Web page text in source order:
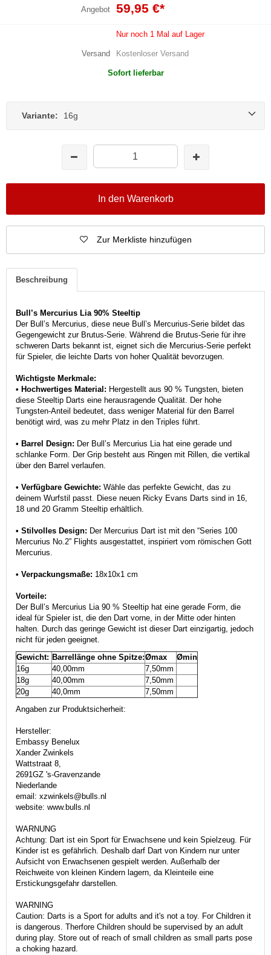
Angebot 59,95 €*
Nur noch 1 Mal auf Lager
Versand Kostenloser Versand
Sofort lieferbar
Variante: 16g
In den Warenkorb
Zur Merkliste hinzufügen
Beschreibung
Bull’s Mercurius Lia 90% Steeltip
Der Bull’s Mercurius, diese neue Bull’s Mercurius-Serie bildet das
Gegengewicht zur Brutus-Serie. Während die Brutus-Serie für ihre
schweren Darts bekannt ist, eignet sich die Mercurius-Serie perfekt
für Spieler, die leichte Darts von hoher Qualität bevorzugen.
Wichtigste Merkmale:
• Hochwertiges Material: Hergestellt aus 90 % Tungsten, bieten
diese Steeltip Darts eine herausragende Qualität. Der hohe
Tungsten-Anteil bedeutet, dass weniger Material für den Barrel
benötigt wird, was zu mehr Platz in den Triples führt.
• Barrel Design: Der Bull’s Mercurius Lia hat eine gerade und
schlanke Form. Der Grip besteht aus Ringen mit Rillen, die vertikal
über den Barrel verlaufen.
• Verfügbare Gewichte: Wähle das perfekte Gewicht, das zu
deinem Wurfstil passt. Diese neuen Ricky Evans Darts sind in 16,
18 und 20 Gramm Steeltip erhältlich.
• Stilvolles Design: Der Mercurius Dart ist mit den “Series 100
Mercurius No.2” Flights ausgestattet, inspiriert vom römischen Gott
Mercurius.
• Verpackungsmaße: 18x10x1 cm
Vorteile:
Der Bull’s Mercurius Lia 90 % Steeltip hat eine gerade Form, die
ideal für Spieler ist, die den Dart vorne, in der Mitte oder hinten
halten. Durch das geringe Gewicht ist dieser Dart einzigartig, jedoch
nicht für jeden geeignet.
Gewicht: Barrellänge ohne Spitze:Ømax
Ømin
16g
40,00mm
7,50mm
18g
40,00mm
7,50mm
20g
40,0mm
7,50mm
Angaben zur Produktsicherheit:
Hersteller:
Embassy Benelux
Xander Zwinkels
Wattstraat 8,
2691GZ 's-Gravenzande
Niederlande
email: xzwinkels@bulls.nl
website: www.bulls.nl
WARNUNG
Achtung: Dart ist ein Sport für Erwachsene und kein Spielzeug. Für
Kinder ist es gefährlich. Deshalb darf Dart von Kindern nur unter
Aufsicht von Erwachsenen gespielt werden. Außerhalb der
Reichweite von kleinen Kindern lagern, da Kleinteile eine
Erstickungsgefahr darstellen.
WARNING
Caution: Darts is a Sport for adults and it's not a toy. For Children it
is dangerous. Therfore Children should be supervised by an adult
during play. Store out of reach of small children as small parts pose
a choking hazard.